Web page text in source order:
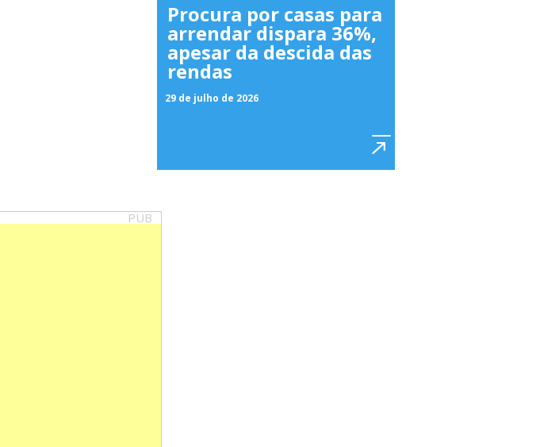
Procura por casas para
arrendar dispara 36%,
apesar da descida das
rendas
29 de julho de 2026
PUB